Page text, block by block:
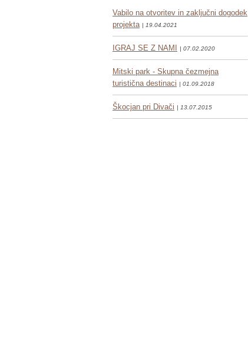
Vabilo na otvoritev in zaključni dogodek
projekta | 19.04.2021
IGRAJ SE Z NAMI | 07.02.2020
Mitski park - Skupna čezmejna
turistična destinaci | 01.09.2018
Škocjan pri Divači | 13.07.2015